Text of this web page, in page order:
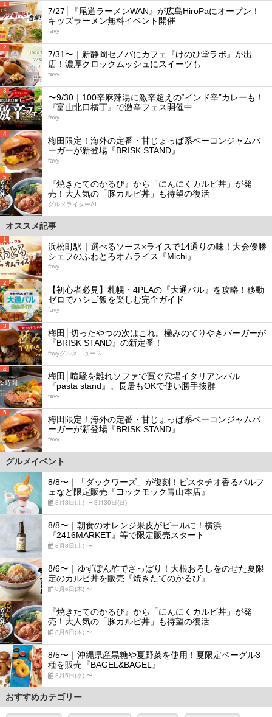
1
7/27│『尾道ラーメンWAN』が広島HiroPaにオープン！
キッズラーメン無料イベント開催
favy
2
7/31〜｜新静岡セノバにカフェ『けのひ堂ラボ』が出
店！濃厚クロックムッシュにスイーツも
favy
3
〜9/30｜100辛麻辣湯に激辛超えの“インド辛”カレーも！
『富山北口横丁』で激辛フェス開催中
favy
4
梅田限定！海外の定番・甘じょっぱ系ベーコンジャムバ
ーガーが新登場『BRISK STAND』
favy
5
『焼きたてのかるび』から「にんにくカルビ丼」が発
売！大人気の「豚カルビ丼」も待望の復活
グルメライターAI
オススメ記事
1
浜松町駅｜選べるソース×ライスで14通りの味！大会優勝
シェフのふわとろオムライス『Michi』
favy
2
【初心者必見】札幌・4PLAの『大通バル』を攻略！移動
ゼロでハシゴ飯を楽しむ完全ガイド
favy
3
梅田│切ったやつの次はこれ。極みのてりやきバーガーが
『BRISK STAND』の新定番！
favyグルメニュース
4
梅田│喧騒を離れソファで寛ぐ穴場イタリアンバル
『pasta stand』。長居もOKで使い勝手抜群
favy
5
梅田限定！海外の定番・甘じょっぱ系ベーコンジャムバ
ーガーが新登場『BRISK STAND』
favy
グルメイベント
8/8〜｜「ダックワーズ」が復刻！ピスタチオ香るパルフ
ェなど限定販売『ヨックモック青山本店』
8月8日(土) 〜 8月30日(日)
8/8〜｜朝食のオレンジ果皮がビールに！横浜
『2416MARKET』等で限定販売スタート
8月8日(土) 〜
8/6〜｜ゆずぽん酢でさっぱり！大根おろしをのせた夏限
定のカルビ丼を販売『焼きたてのかるび』
8月6日(木) 〜
『焼きたてのかるび』から「にんにくカルビ丼」が発
売！大人気の「豚カルビ丼」も待望の復活
8月6日(木) 〜
8/5〜｜沖縄県産黒糖や夏野菜を使用！夏限定ベーグル3
種を販売『BAGEL&BAGEL』
8月5日(水) 〜
おすすめカテゴリー